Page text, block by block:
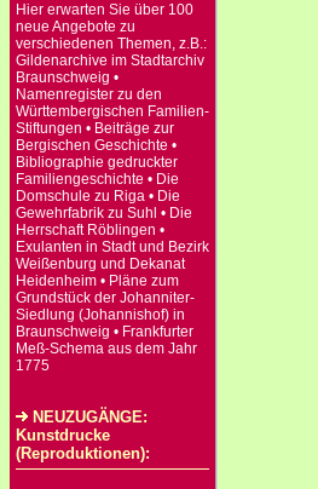
Hier erwarten Sie über 100
neue Angebote zu
verschiedenen Themen, z.B.:
Gildenarchive im Stadtarchiv
Braunschweig •
Namenregister zu den
Württembergischen Familien-
Stiftungen • Beiträge zur
Bergischen Geschichte •
Bibliographie gedruckter
Familiengeschichte • Die
Domschule zu Riga • Die
Gewehrfabrik zu Suhl • Die
Herrschaft Röblingen •
Exulanten in Stadt und Bezirk
Weißenburg und Dekanat
Heidenheim • Pläne zum
Grundstück der Johanniter-
Siedlung (Johannishof) in
Braunschweig • Frankfurter
Meß-Schema aus dem Jahr
1775
NEUZUGÄNGE:
Kunstdrucke
(Reproduktionen):